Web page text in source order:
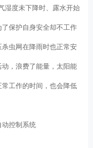
湿度未下降时、露水开始
保护自身安全却不工作
虫网在降雨时也正常安
，浪费了能量，太阳能
工作的时间，也会降低
动控制系统